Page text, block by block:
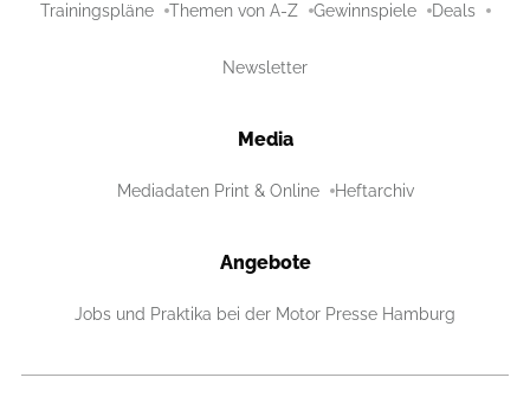
Trainingspläne Themen von A-Z Gewinnspiele Deals
Newsletter
Media
Mediadaten Print & Online Heftarchiv
Angebote
Jobs und Praktika bei der Motor Presse Hamburg